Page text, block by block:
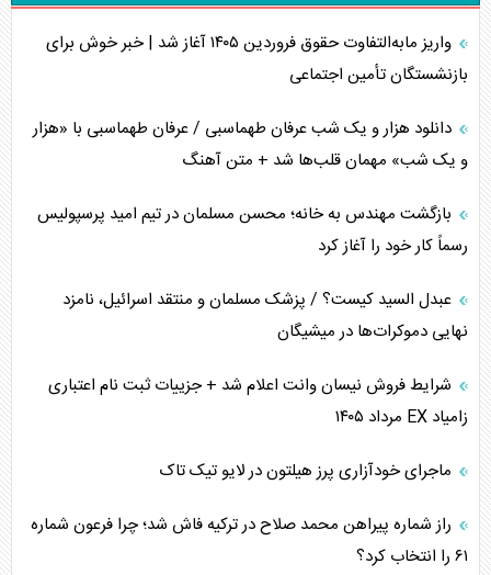
برنامه هفتم توسعه در نقطه کور سیاستگذاری
اوکراین بازوی مخرب آمریکا در غرب آسیا
اهمیت راهبردی اردن برای آمریکا
پیام، ظرفیت بالفعل‌نشده تجارت ایران
همسویی عربستان با سنتکام علیه متحدان ایران
ترامپ و توهم خلع سلاح حماس
چرا کویت به دنبال شریک امنیتی جدید است؟
اعتراف غرب به قدرت ایران در تثبیت معادلات
خطای راهبردی ترامپ مقابل برزیل
واریز مابه‌التفاوت حقوق فروردین ۱۴۰۵ آغاز شد | خبر خوش برای
بازنشستگان تأمین اجتماعی
دانلود هزار و یک شب عرفان طهماسبی / عرفان طهماسبی با «هزار
و یک شب» مهمان قلب‌ها شد + متن آهنگ
بازگشت مهندس به خانه؛ محسن مسلمان در تیم امید پرسپولیس
رسماً کار خود را آغاز کرد
عبدل السید کیست؟ / پزشک مسلمان و منتقد اسرائیل، نامزد
نهایی دموکرات‌ها در میشیگان
شرایط فروش نیسان وانت اعلام شد + جزییات ثبت نام اعتباری
زامیاد EX مرداد ۱۴۰۵
ماجرای خودآزاری پرز هیلتون در لایو تیک تاک
راز شماره پیراهن محمد صلاح در ترکیه فاش شد؛ چرا فرعون شماره
۶۱ را انتخاب کرد؟